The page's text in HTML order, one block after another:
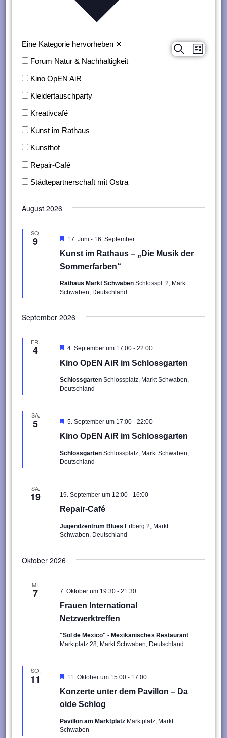
Veranstaltungen
Suche
Liste
Eine Kategorie hervorheben ✕
Forum Natur & Nachhaltigkeit
Kino OpEN AiR
Kleidertauschparty
Kreativcafé
Kunst im Rathaus
Kunsthof
Repair-Café
Städtepartnerschaft mit Ostra
August 2026
SO.
9
Kunst im Rathaus – „Die Musik der
Sommerfarben“
Hervorgehoben
17. Juni - 16. September
Rathaus Markt SchwabenSchlosspl. 2, Markt
Schwaben, Deutschland
September 2026
FR.
4
Kino OpEN AiR im Schlossgarten
Hervorgehoben
4. September um 17:00 -22:00
SchlossgartenSchlossplatz, Markt Schwaben,
Deutschland
SA.
5
Kino OpEN AiR im Schlossgarten
Hervorgehoben
5. September um 17:00 -22:00
SchlossgartenSchlossplatz, Markt Schwaben,
Deutschland
SA.
19
Repair-Café
19. September um 12:00 - 16:00
Jugendzentrum Blues Erlberg 2, Markt
Schwaben, Deutschland
Oktober 2026
MI.
7
Frauen International
Netzwerktreffen
7. Oktober um 19:30 -21:30
"Sol de Mexico" - Mexikanisches Restaurant
Marktplatz 28, Markt Schwaben, Deutschland
SO.
11
Konzerte unter dem Pavillon – Da
oide Schlog
Hervorgehoben
11. Oktober um 15:00 - 17:00
Pavillon am Marktplatz Marktplatz, Markt
Schwaben